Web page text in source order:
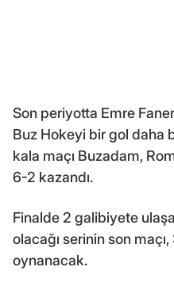
Son periyotta Emre
Buz Hokeyi bir gol daha
kala maçı Buzadam,
6-2 kazandı.
Finalde 2 galibiyete
olacağı serinin son
oynanacak.